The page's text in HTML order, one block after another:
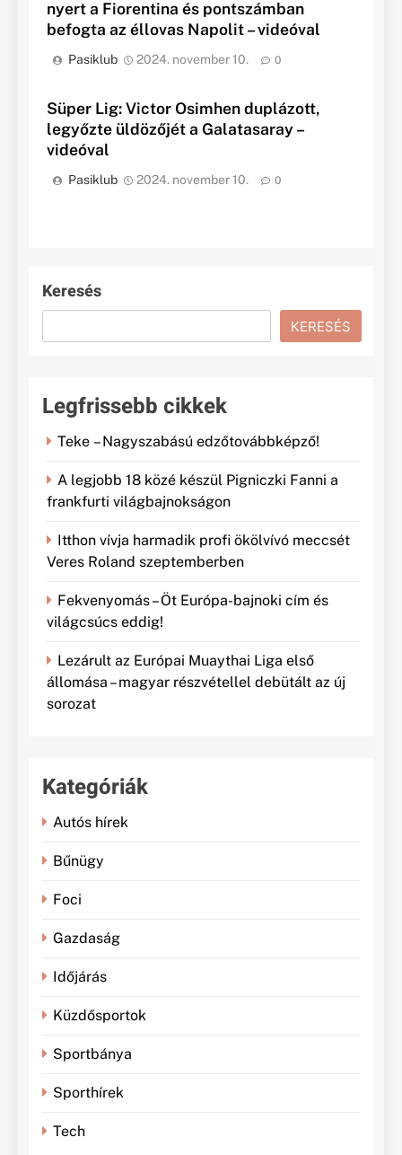
nyert a Fiorentina és pontszámban
befogta az éllovas Napolit – videóval
Pasiklub 2024. november 10. 0
Süper Lig: Victor Osimhen duplázott,
legyőzte üldözőjét a Galatasaray –
videóval
Pasiklub 2024. november 10. 0
Keresés
KERESÉS
Legfrissebb cikkek
Teke – Nagyszabású edzőtovábbképző!
A legjobb 18 közé készül Pigniczki Fanni a
frankfurti világbajnokságon
Itthon vívja harmadik profi ökölvívó meccsét
Veres Roland szeptemberben
Fekvenyomás – Öt Európa-bajnoki cím és
világcsúcs eddig!
Lezárult az Európai Muaythai Liga első
állomása – magyar részvétellel debütált az új
sorozat
Kategóriák
Autós hírek
Bűnügy
Foci
Gazdaság
Időjárás
Küzdősportok
Sportbánya
Sporthírek
Tech